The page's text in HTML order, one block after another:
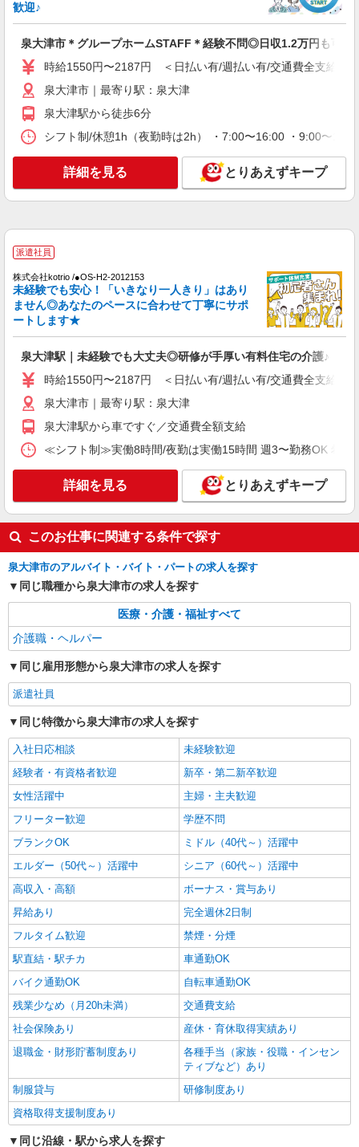
時給1550円〜2187円 ＜日払い有/週払い有/交
通費全支給(ガソリン代含む)＞
泉大津市｜最寄り駅：泉大津
派遣社員
株式会社kotrio /●OS-H2-2051113
タッフ★＠泉大津駅
時給1550円〜2187円 ＜日払い有/週払い有/交
通費全支給(ガソリン代含む)＞
派遣社員
株式会社kotrio /●OS-H2-2069293
泉大津駅＊幅広い世代が活動中！サ高住のサポ
時給1550円〜2187円 ＜日払い有/週払い有/交
通費全支給(ガソリン代含む)＞
泉大津市｜最寄り駅：泉大津
キープ 詳細を見る
派遣社員
株式会社kotrio /●OS-H2-2068391
≪泉大津駅≫介護の現場で心を燃やせ！！！デ
イサービスSTAFF
時給1550円〜2187円 ＜日払い有/週払い有/交
通費全支給(ガソリン代含む)＞
泉大津市｜最寄り駅：泉大津
詳細を見る
派遣社員
株式会社kotrio /●OS-H2-2051255
泉大津駅＊年齢不問◎未経験から安定した業界
時給1550円〜2187円 ＜日払い有/週払い有/交
通費全支給(ガソリン代含む)＞
泉大津市｜最寄り駅：泉大津
キープ 詳細を見る
派遣社員
株式会社kotrio /●OS-H2-2009572
向かう先は、笑顔の待つ場所！デイサービスの
サポート＆送迎STAFF
時給1550円〜2187円 ＜日払い有/週払い有/交
通費全支給(ガソリン代含む)＞
泉大津市｜最寄り駅：泉大津
キープ 詳細を見る
歓迎♪
泉大津市＊グループホームSTAFF＊経験不問◎日収1.2万円も可
時給1550円〜2187円 ＜日払い有/週払い有/交通費全支給(ガ
泉大津市｜最寄り駅：泉大津
泉大津駅から徒歩6分
シフト制/休憩1h（夜勤時は2h） ・7:00〜16:00 ・9:00〜
詳細を見る とりあえずキープ
派遣社員
株式会社kotrio /●OS-H2-2012153
未経験でも安心！「いきなり一人きり」はあり
ません◎あなたのペースに合わせて丁寧にサポ
ートします★
泉大津駅｜未経験でも大丈夫◎研修が手厚い有料住宅の介護♪
時給1550円〜2187円 ＜日払い有/週払い有/交通費全支給(ガ
泉大津市｜最寄り駅：泉大津
泉大津駅から車ですぐ／交通費全額支給
≪シフト制≫実働8時間/夜勤は実働15時間 週3〜勤務OK 希
詳細を見る とりあえずキープ
このお仕事に関連する条件で探す
泉大津市のアルバイト・バイト・パートの求人を探す
同じ職種から泉大津市の求人を探す
医療・介護・福祉すべて
介護職・ヘルパー
同じ雇用形態から泉大津市の求人を探す
派遣社員
同じ特徴から泉大津市の求人を探す
入社日応相談
未経験歓迎
経験者・有資格者歓迎
新卒・第二新卒歓迎
女性活躍中
主婦・主夫歓迎
フリーター歓迎
学歴不問
ブランクOK
ミドル（40代～）活躍中
エルダー（50代～）活躍中
シニア（60代～）活躍中
高収入・高額
ボーナス・賞与あり
昇給あり
完全週休2日制
フルタイム歓迎
禁煙・分煙
駅直結・駅チカ
車通勤OK
バイク通勤OK
自転車通勤OK
残業少なめ（月20h未満）
交通費支給
社会保険あり
産休・育休取得実績あり
退職金・財形貯蓄制度あり
各種手当（家族・役職・インセン
ティブなど）あり
制服貸与
研修制度あり
資格取得支援制度あり
同じ沿線・駅から求人を探す